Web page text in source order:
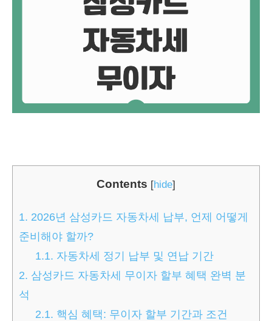
Contents [hide]
1. 2026년 삼성카드 자동차세 납부, 언제 어떻게
준비해야 할까?
1.1. 자동차세 정기 납부 및 연납 기간
2. 삼성카드 자동차세 무이자 할부 혜택 완벽 분
석
2.1. 핵심 혜택: 무이자 할부 기간과 조건